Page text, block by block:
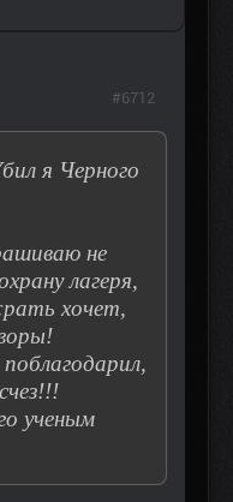
я Черного
не
лагеря,
хочет,
ученым
#6712